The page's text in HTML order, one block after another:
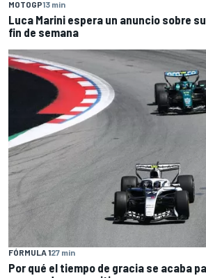
MOTOGP13 min
Luca Marini espera un anuncio sobre
fin de semana
FÓRMULA 127 min
Por qué el tiempo de gracia se acaba